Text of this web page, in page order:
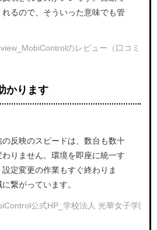
るので、そういった意味でも管
のレビュー（口コミ・
かります
反映のスピードは、数台も数十
りません。環境を即座に統一す
定変更の作業もすぐ終わりま
繋がっています。
公式HP_学校法人 光華女子学園 様